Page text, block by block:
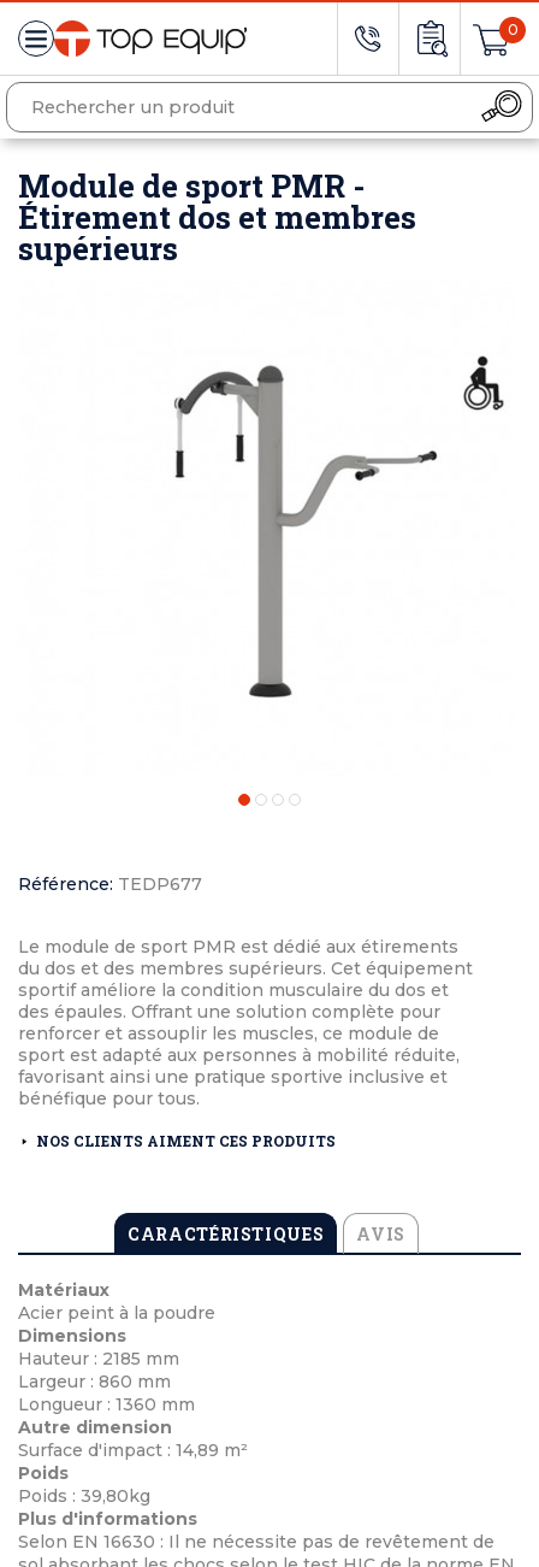
0
Module de sport PMR -
Étirement dos et membres
supérieurs
Référence: TEDP677
Le module de sport PMR est dédié aux étirements
du dos et des membres supérieurs. Cet équipement
sportif améliore la condition musculaire du dos et
des épaules. Offrant une solution complète pour
renforcer et assouplir les muscles, ce module de
sport est adapté aux personnes à mobilité réduite,
favorisant ainsi une pratique sportive inclusive et
bénéfique pour tous.
NOS CLIENTS AIMENT CES PRODUITS
CARACTÉRISTIQUES AVIS
Matériaux
Acier peint à la poudre
Dimensions
Hauteur : 2185 mm
Largeur : 860 mm
Longueur : 1360 mm
Autre dimension
Surface d'impact : 14,89 m²
Poids
Poids : 39,80kg
Plus d'informations
Selon EN 16630 : Il ne nécessite pas de revêtement de